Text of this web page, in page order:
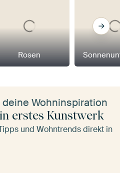
Rosen
Wohninspiration
erstes Kunstwerk
und Wohntrends direkt in